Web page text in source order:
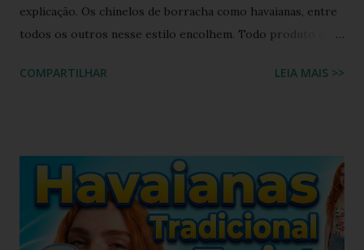
explicação. Os chinelos de borracha como havaianas, entre
todos os outros nesse estilo encolhem. Todo produto que
tanto do calor quanto do frio, ou seja, durante o processo
será molhado e exposto ao sol, sendo assim o chinelo pode
encolher de 1 a 2 cm. A comprovação é simples, se você
utilizar o chinelo adquirido no ano passado você verá que
ele está mais justo ao seu pé e se comprar um novo e
COMPARTILHAR LEIA MAIS >>